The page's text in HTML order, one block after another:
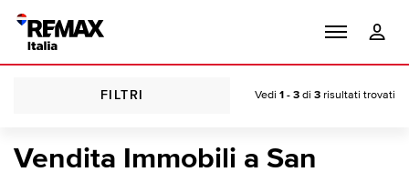
FILTRI Vedi 1 - 3 di 3 risultati trovati
Vendita Immobili a San